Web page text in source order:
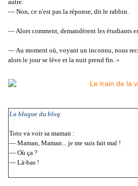
autre.
— Non, ce n'est pas la réponse, dit le rabbin.
—Alors comment, demandèrent les étudiants
—Au moment où, voyant un inconnu, nous
alors le jour se lève et la nuit prend fin. »
La blague du blog
Toto va voir sa maman :
— Maman, Maman... je me suis fait mal !
— Où ça ?
— Là-bas !